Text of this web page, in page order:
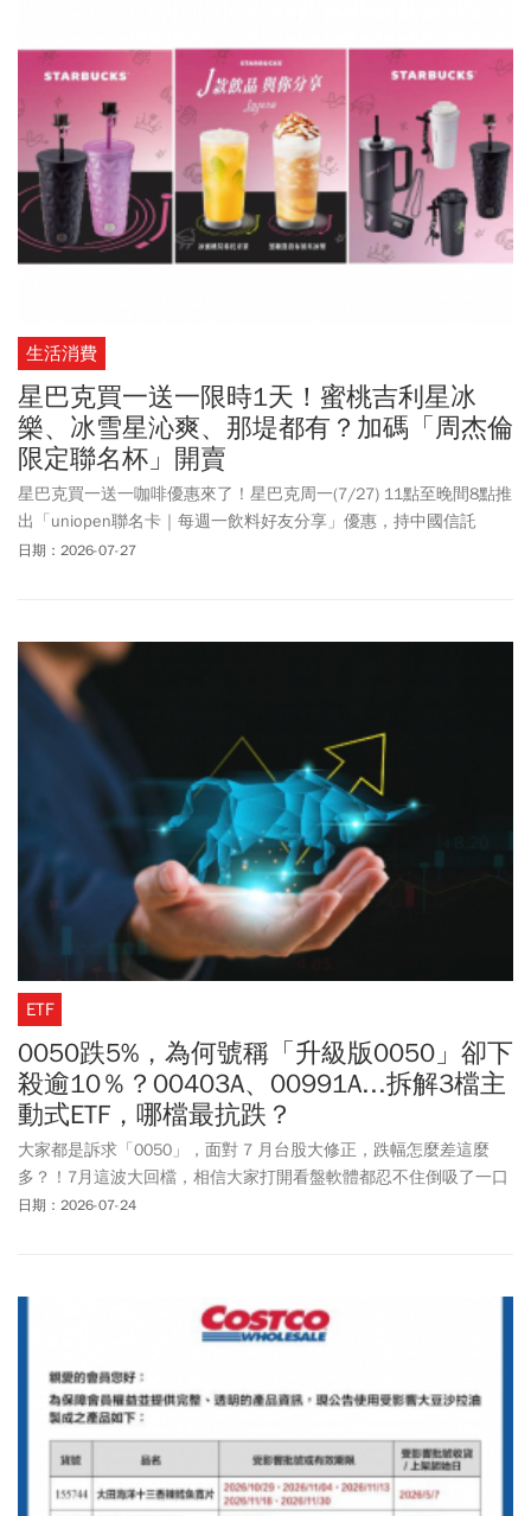
調漲。不過，勞動部次長李健鴻強調，會中主要並非針對調幅進行
討論，而是勞資雙方於審議前的先行過招。
生活消費
星巴克買一送一限時1天！蜜桃吉利星冰
樂、冰雪星沁爽、那堤都有？加碼「周杰倫
限定聯名杯」開賣
星巴克買一送一咖啡優惠來了！星巴克周一(7/27) 11點至晚間8點推
出「uniopen聯名卡｜每週一飲料好友分享」優惠，持中國信託
uniopen聯名卡至實體門市購買兩杯大杯（含）以上，容量冰熱與口
「限定不鏽鋼杯」及多款限定收藏商品，提供星禮程會員優先購
買。8/3起推出「冰蜜桃莫希托青」，以及周杰倫親自參與風味設計
的「黑糖鴛鴦布蕾星冰樂」。JAY粉不容錯過此次「星巴克 X 周杰倫
聯名新品」！
日期：2026-07-27
ETF
0050跌5%，為何號稱「升級版0050」卻下
殺逾10％？00403A、00991A...拆解3檔主
動式ETF，哪檔最抗跌？
大家都是訴求「0050」，面對 7 月台股大修正，跌幅怎麼差這麼
多？！7月這波大回檔，相信大家打開看盤軟體都忍不住倒吸了一口
氣，攤開 7/1 到 7/21 的數據比一比，真相非常殘酷。
日期：2026-07-24